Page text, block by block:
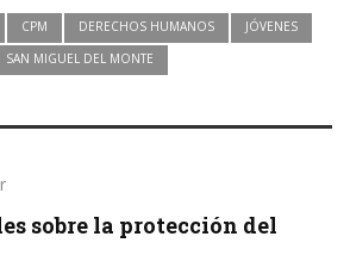
CPM DERECHOS HUMANOS
JÓVENES
SAN MIGUEL DEL MONTE
sobre la protección del